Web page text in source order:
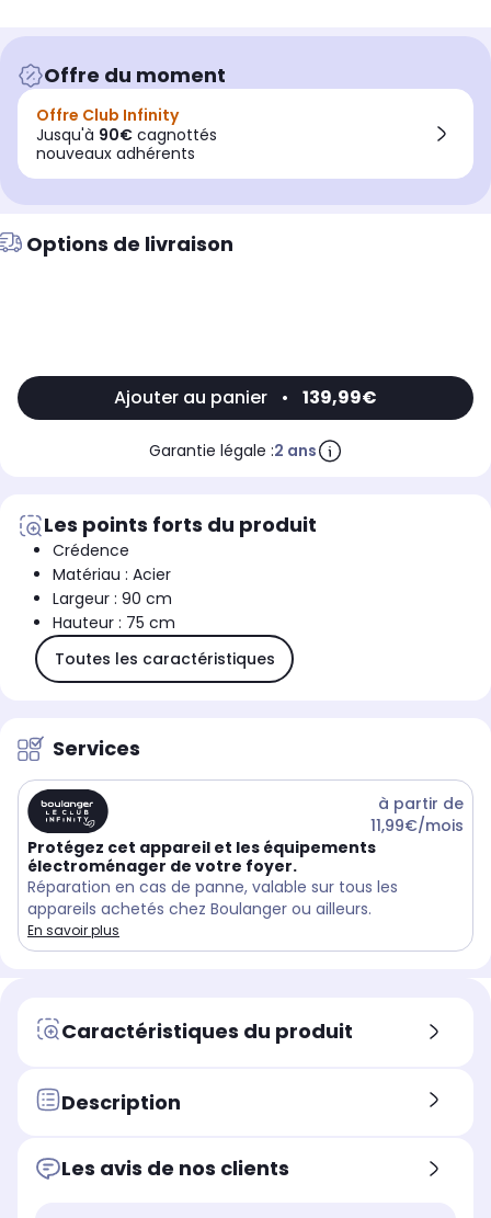
Offre du moment
Offre Club Infinity
Jusqu'à 90€ cagnottés
nouveaux adhérents
Options de livraison
Ajouter au panier • 139,99€
Garantie légale :2 ans
Les points forts du produit
Crédence
Matériau : Acier
Largeur : 90 cm
Hauteur : 75 cm
Toutes les caractéristiques
Services
à partir de
11,99€/mois
Protégez cet appareil et les équipements
électroménager de votre foyer.
Réparation en cas de panne, valable sur tous les
appareils achetés chez Boulanger ou ailleurs.
En savoir plus
Caractéristiques du produit
Description
Les avis de nos clients